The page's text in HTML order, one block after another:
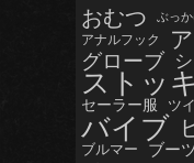
おむつ ぶっ
アナルフック
グローブ
ストッ
セーラー服 ツ
バイブ
ブルマー ブー